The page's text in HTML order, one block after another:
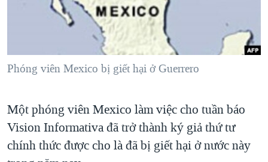
NGƯỜI VIỆT HẢI NGOẠI
KINH TẾ
KHOA HỌC
THỂ THAO
HÀNH TRÌNH BẦU CỬ 2024
MỘT NĂM CHIẾN TRANH TẠI DẢI GAZA
GIẢI MÃ VÀNH ĐAI & CON ĐƯỜNG
TRỊNH VĨNH BÌNH - NGƯỜI HẠ 'BÊN THẮNG CUỘC'
GROUND ZERO – XƯA VÀ NAY
CHI PHÍ CHIẾN TRANH AFGHANISTAN
MẠNG XÃ HỘI
Ngôn ngữ khác
Phóng viên Mexico bị giết hại ở Guerrero
Một phóng viên Mexico làm việc cho tuần báo
Vision Informativa đã trở thành ký giả thứ tư
chính thức được cho là đã bị giết hại ở nước này